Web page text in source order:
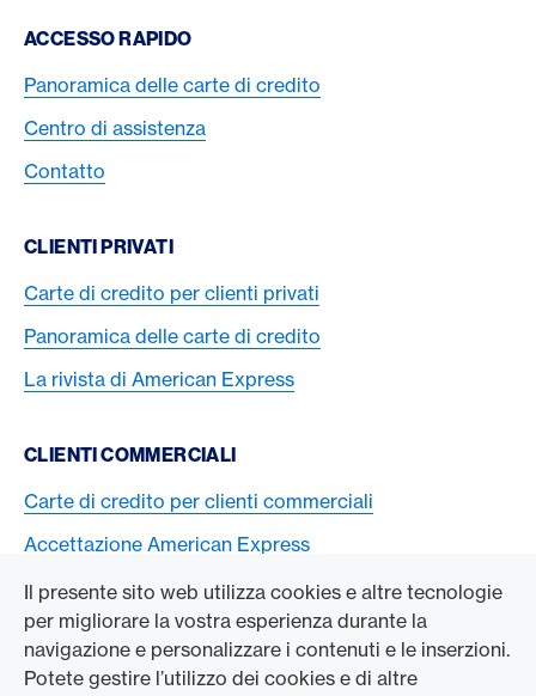
Il presente sito web utilizza cookies e altre tecnologie
per migliorare la vostra esperienza durante la
navigazione e personalizzare i contenuti e le inserzioni.
Potete gestire l’utilizzo dei cookies e di altre
Footer Navigation
ACCESSO RAPIDO
Panoramica delle carte di credito
Centro di assistenza
Contatto
CLIENTI PRIVATI
Carte di credito per clienti privati
Panoramica delle carte di credito
La rivista di American Express
CLIENTI COMMERCIALI
Carte di credito per clienti commerciali
Accettazione American Express
L’AZIENDA
Swisscard AECS GmbH